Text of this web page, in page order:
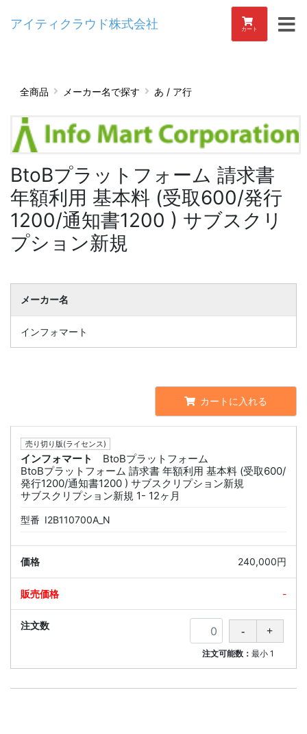
アイティクラウド株式会社 カート
全商品 メーカー名で探す あ / ア行
BtoBプラットフォーム 請求書
年額利用 基本料 (受取600/発行
1200/通知書1200 ) サブスクリ
プション新規
メーカー名
インフォマート
カートに入れる
売り切り版(ライセンス)
インフォマート
BtoBプラットフォーム
BtoBプラットフォーム 請求書 年額利用 基本料 (受取600/
発行1200/通知書1200 ) サブスクリプション新規
サブスクリプション新規 1- 12ヶ月
型番 I2B110700A_N
240,000円
-
注文可能数：最小 1